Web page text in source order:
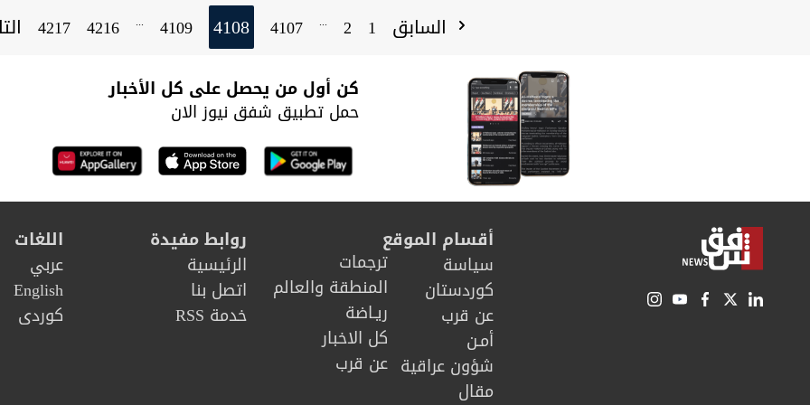
السابق 1
2
...
4107
4108
4109
...
4216
4217
كن أول من يحصل على كل الأخبار
حمل تطبيق شفق نيوز الان
أقسام الموقع
سیاسة
كوردستان
عن قرب
أمـن
شؤون عراقية
مقال
ترجمات
المنطقة والعالم
ريـاضة
كل الاخبار
عن قرب
روابط مفيدة
الرئيسية
اتصل بنا
خدمة RSS
اللغات
عربي
English
كوردى